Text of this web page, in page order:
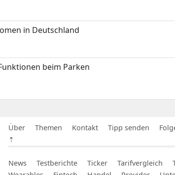
in Deutschland
beim Parken
Über Themen Kontakt Tipp senden
⇡
News Testberichte Ticker Tarifvergleich